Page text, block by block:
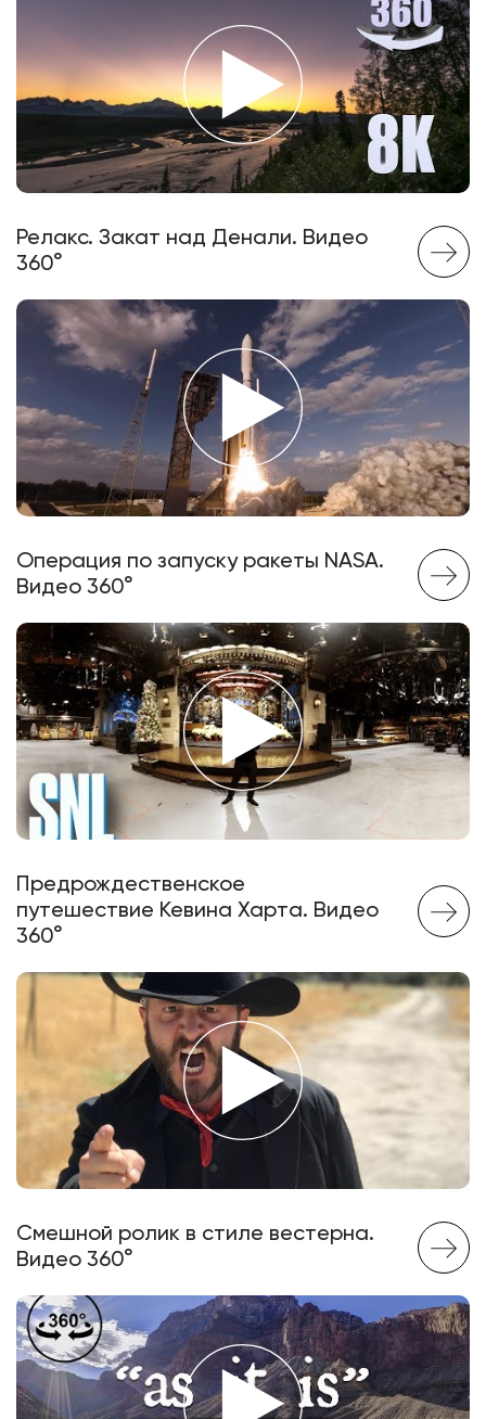
Релакс. Закат над Денали. Видео
360°
Операция по запуску ракеты NASA.
Видео 360°
Предрождественское
путешествие Кевина Харта. Видео
360°
Смешной ролик в стиле вестерна.
Видео 360°